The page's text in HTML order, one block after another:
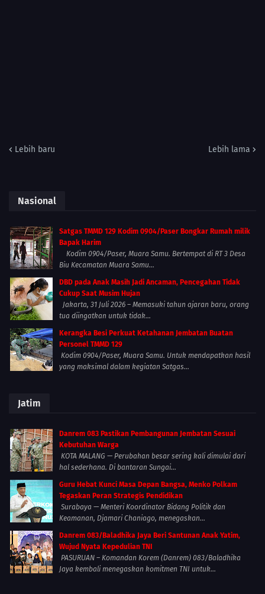
Lebih baru Lebih lama
Nasional
Satgas TMMD 129 Kodim 0904/Paser Bongkar Rumah milik
Bapak Harim
Kodim 0904/Paser, Muara Samu. Bertempat di RT 3 Desa
Biu Kecamatan Muara Samu...
DBD pada Anak Masih Jadi Ancaman, Pencegahan Tidak
Cukup Saat Musim Hujan
Jakarta, 31 Juli 2026 – Memasuki tahun ajaran baru, orang
tua diingatkan untuk tidak...
Kerangka Besi Perkuat Ketahanan Jembatan Buatan
Personel TMMD 129
Kodim 0904/Paser, Muara Samu. Untuk mendapatkan hasil
yang maksimal dalam kegiatan Satgas...
Jatim
Danrem 083 Pastikan Pembangunan Jembatan Sesuai
Kebutuhan Warga
KOTA MALANG — Perubahan besar sering kali dimulai dari
hal sederhana. Di bantaran Sungai...
Guru Hebat Kunci Masa Depan Bangsa, Menko Polkam
Tegaskan Peran Strategis Pendidikan
Surabaya — Menteri Koordinator Bidang Politik dan
Keamanan, Djamari Chaniago, menegaskan...
Danrem 083/Baladhika Jaya Beri Santunan Anak Yatim,
Wujud Nyata Kepedulian TNI
PASURUAN – Komandan Korem (Danrem) 083/Baladhika
Jaya kembali menegaskan komitmen TNI untuk...